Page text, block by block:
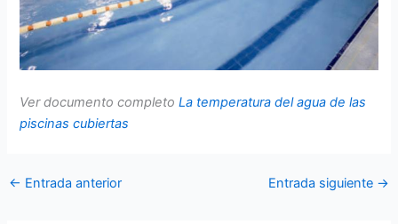
Ver documento completoLa temperatura del agua de las
piscinas cubiertas
← Entrada anterior Entrada siguiente →